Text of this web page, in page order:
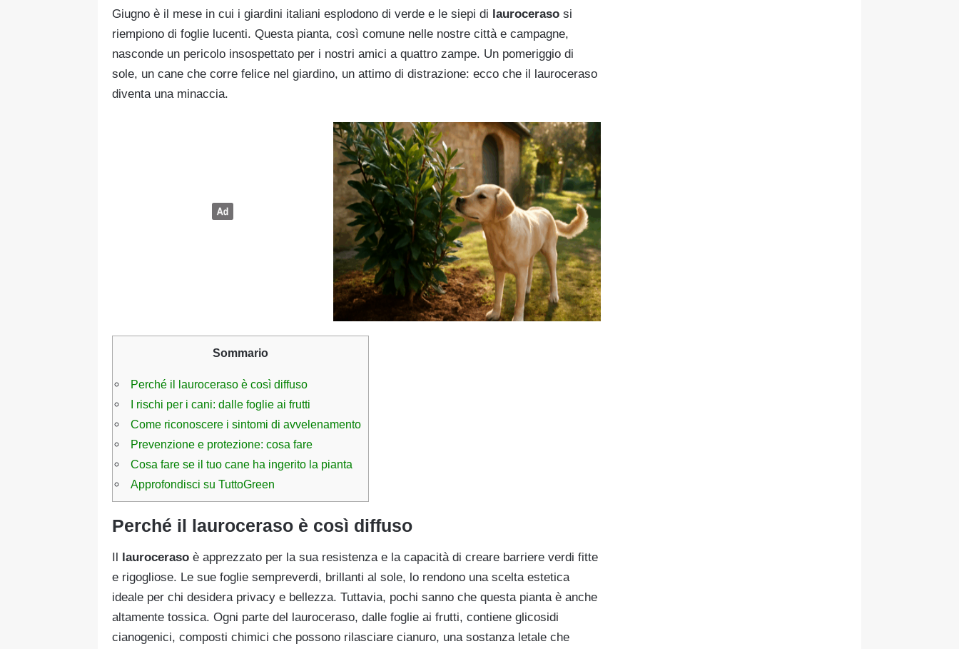
Giugno è il mese in cui i giardini italiani esplodono di verde e le siepi di lauroceraso si
riempiono di foglie lucenti. Questa pianta, così comune nelle nostre città e campagne,
nasconde un pericolo insospettato per i nostri amici a quattro zampe. Un pomeriggio di
sole, un cane che corre felice nel giardino, un attimo di distrazione: ecco che il lauroceraso
diventa una minaccia.
Sommario
Perché il lauroceraso è così diffuso
I rischi per i cani: dalle foglie ai frutti
Come riconoscere i sintomi di avvelenamento
Prevenzione e protezione: cosa fare
Cosa fare se il tuo cane ha ingerito la pianta
Approfondisci su TuttoGreen
Perché il lauroceraso è così diffuso
Il lauroceraso è apprezzato per la sua resistenza e la capacità di creare barriere verdi fitte
e rigogliose. Le sue foglie sempreverdi, brillanti al sole, lo rendono una scelta estetica
ideale per chi desidera privacy e bellezza. Tuttavia, pochi sanno che questa pianta è anche
altamente tossica. Ogni parte del lauroceraso, dalle foglie ai frutti, contiene glicosidi
cianogenici, composti chimici che possono rilasciare cianuro, una sostanza letale che